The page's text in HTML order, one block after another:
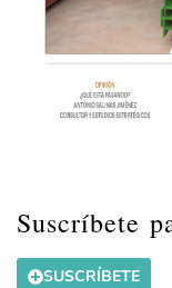
Suscríbete
SUSCRÍBETE